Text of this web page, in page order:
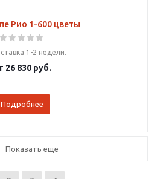
Рио 1-600 цветы
1-2 недели.
26 830 руб.
Подробнее
Показать еще